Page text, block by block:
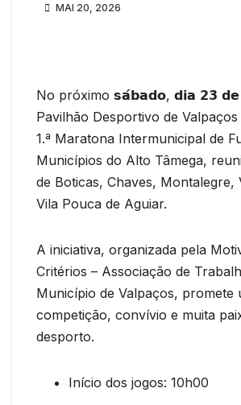
MAI 20, 2026
No próximo 𝘀𝗮́𝗯𝗮𝗱𝗼, 𝗱𝗶𝗮 𝟮𝟯
Pavilhão Desportivo de
1.ª Maratona Intermunicipal de
Municípios do Alto Tâmega,
de Boticas, Chaves, Montalegre,
Vila Pouca de Aguiar.
A iniciativa, organizada pela
Critérios – Associação de
Município de Valpaços, promete
competição, convívio e muita
desporto.
Início dos jogos: 10h00